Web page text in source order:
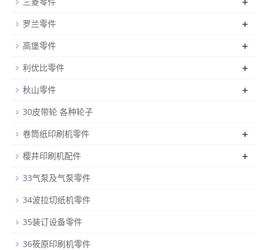
罗兰零件 +
高堡零件 +
利优比零件 +
秋山零件 +
30皮带轮 各种轮子
卷筒纸印刷机零件
+
樱井印刷机配件 +
33气泵及气泵零件
34波拉切纸机零件
35装订设备零件
36筱原印刷机零件